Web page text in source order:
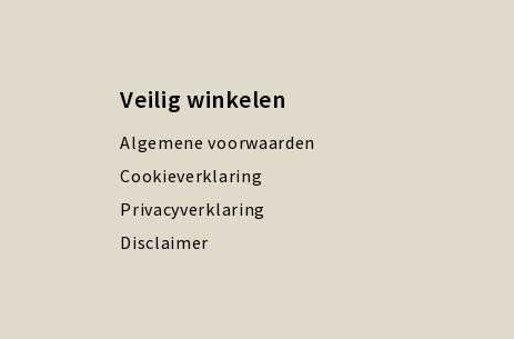
Veilig winkelen
Algemene voorwaarden
Cookieverklaring
Privacyverklaring
Disclaimer